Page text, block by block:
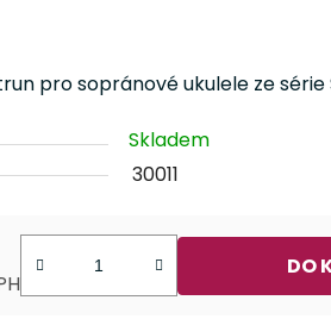
pro sopránové ukulele ze série
Skladem
30011
DO